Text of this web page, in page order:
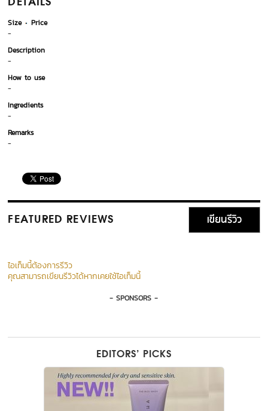
DETAILS
Size
Price
-
Description
-
How to use
-
Ingredients
-
Remarks
-
FEATURED REVIEWS เขียนรีวิว
ไอเท็มนี้ต้องการรีวิว
คุณสามารถเขียนรีวิวได้หากเคยใช้ไอเท็มนี้
- SPONSORS -
EDITORS’ PICKS